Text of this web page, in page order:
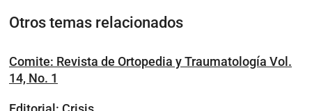
Otros temas relacionados
Comite: Revista de Ortopedia y Traumatología Vol.
14, No. 1